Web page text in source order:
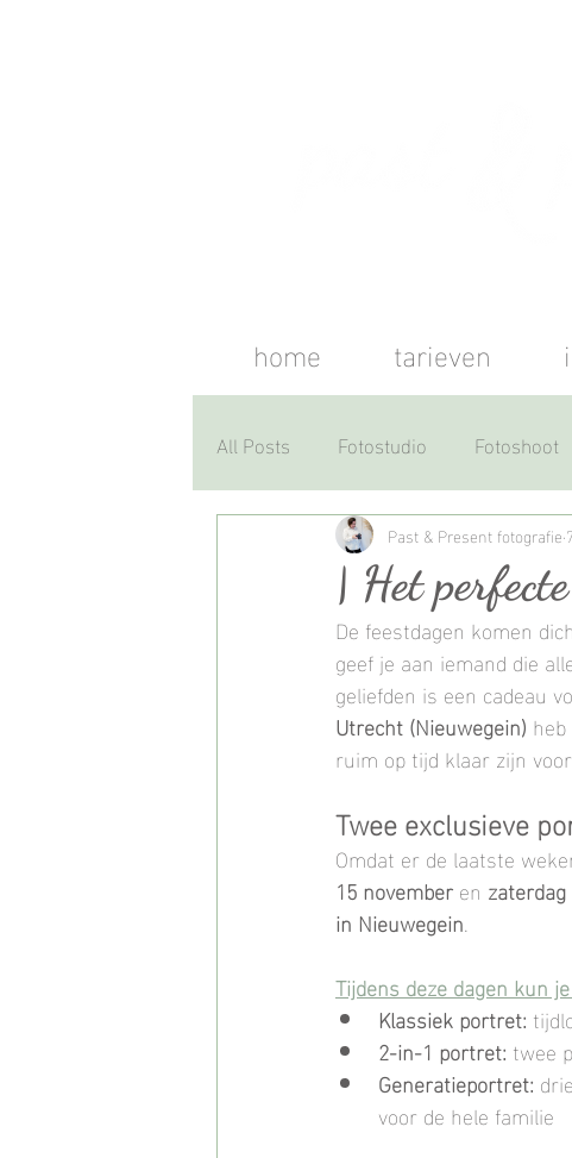
home tarieven
All Posts Fotostudio Fotoshoot
Bruidsreportage
Baby fotoshoot
Familie fotoshoot Familie
2 in 1 portret 2in1 foto
Fotoproducten Fotoproject
| Het
Past & Present fotografie
De feestdagen komen
geef je aan iemand die
geliefden is een cadeau
Utrecht (Nieuwegein)
ruim op tijd klaar zijn voor
Twee exclusieve
Omdat er de laatste
15 november en
in Nieuwegein.
Tijdens deze dagen kun
Klassiek portret:
2-in-1 portret: twee
Generatieportret:
voor de hele familie